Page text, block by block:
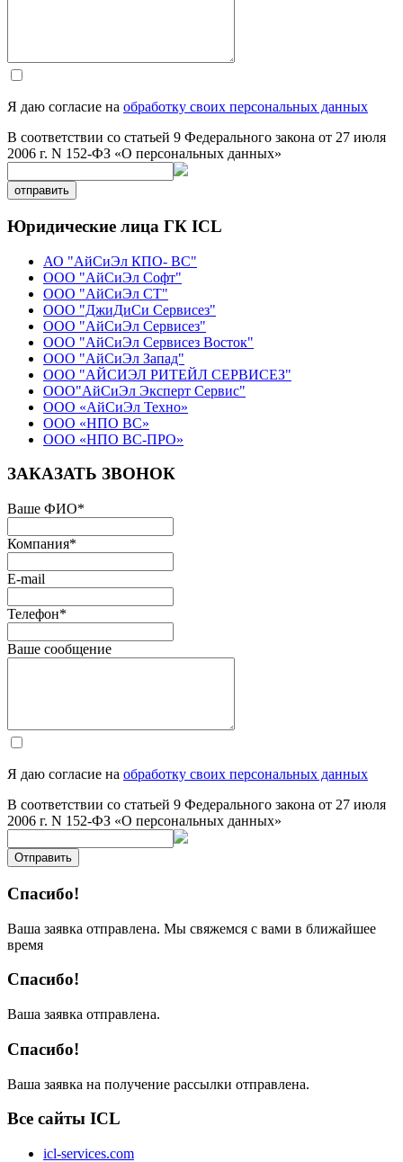
Я даю согласие на обработку своих персональных данных
В соответствии со статьей 9 Федерального закона от 27 июля
2006 г. N 152-ФЗ «О персональных данных»
отправить
Юридические лица ГК ICL
АО "АйСиЭл КПО- ВС"
ООО "АйСиЭл Софт"
ООО "АйСиЭл СТ"
ООО "ДжиДиСи Сервисез"
ООО "АйСиЭл Сервисез"
ООО "АйСиЭл Сервисез Восток"
ООО "АйСиЭл Запад"
ООО "АЙСИЭЛ РИТЕЙЛ СЕРВИСЕЗ"
ООО"АйСиЭл Эксперт Сервис"
ООО «АйСиЭл Техно»
ООО «НПО ВС»
ООО «НПО ВС-ПРО»
ЗАКАЗАТЬ ЗВОНОК
Ваше ФИО*
Компания*
E-mail
Телефон*
Ваше сообщение
Я даю согласие на обработку своих персональных данных
В соответствии со статьей 9 Федерального закона от 27 июля
2006 г. N 152-ФЗ «О персональных данных»
Отправить
Спасибо!
Ваша заявка отправлена. Мы свяжемся с вами в ближайшее
время
Спасибо!
Ваша заявка отправлена.
Спасибо!
Ваша заявка на получение рассылки отправлена.
Все сайты ICL
icl-services.com